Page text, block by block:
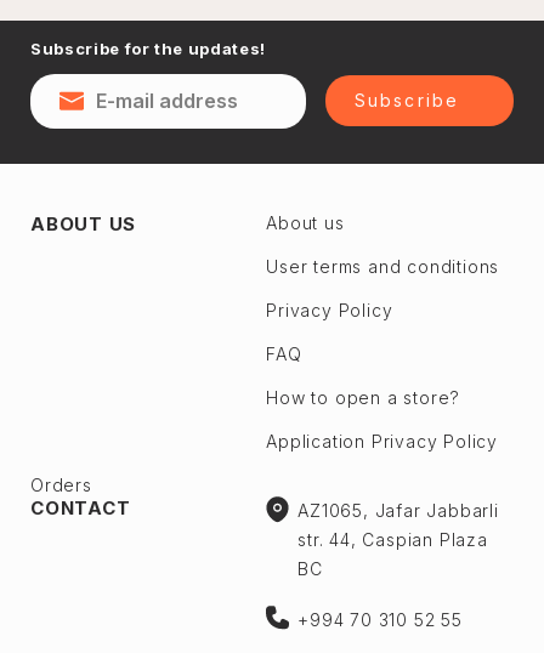
Subscribe for the updates!
Subscribe
ABOUT US About us
User terms and conditions
Privacy Policy
FAQ
How to open a store?
Application Privacy Policy
Orders
CONTACT
AZ1065, Jafar Jabbarli
str. 44, Caspian Plaza
BC
+994 70 310 52 55